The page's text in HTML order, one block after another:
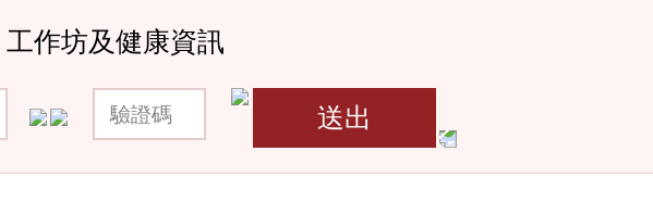
作坊及健康資訊
驗證碼
送出